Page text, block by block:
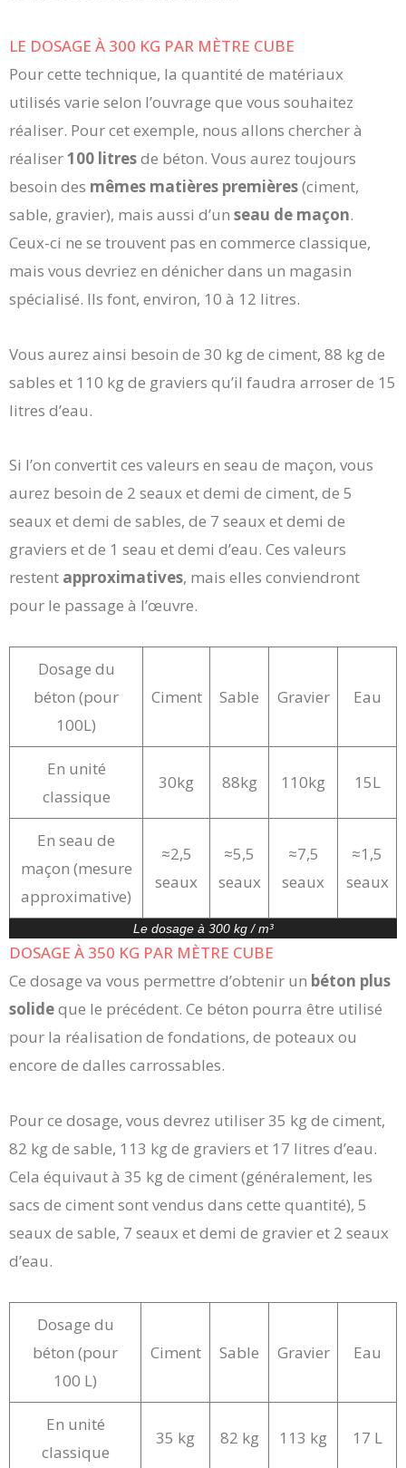
LE DOSAGE À 300 KG PAR MÈTRE CUBE
Pour cette technique, la quantité de matériaux
utilisés varie selon l’ouvrage que vous souhaitez
réaliser. Pour cet exemple, nous allons chercher à
réaliser100 litresde béton. Vous aurez toujours
besoin des mêmes matières premières(ciment,
sable, gravier), mais aussi d’un seau de maçon.
Ceux-ci ne se trouvent pas en commerce classique,
mais vous devriez en dénicher dans un magasin
spécialisé. Ils font, environ, 10 à 12 litres.
Vous aurez ainsi besoin de 30 kg de ciment, 88 kg de
sables et 110 kg de graviers qu’il faudra arroser de 15
litres d’eau.
Si l’on convertit ces valeurs en seau de maçon, vous
aurez besoin de 2 seaux et demi de ciment, de 5
seaux et demi de sables, de 7 seaux et demi de
graviers et de 1 seau et demi d’eau. Ces valeurs
restent approximatives, mais elles conviendront
pour le passage à l’œuvre.
Dosage du
béton (pour
100L)
Ciment Sable Gravier Eau
En unité
classique
30kg 88kg 110kg 15L
En seau de
maçon (mesure
approximative)
≈2,5
seaux
≈5,5
seaux
≈7,5
seaux
≈1,5
seaux
Le dosage à 300 kg / m³
DOSAGE À 350 KG PAR MÈTRE CUBE
Ce dosage va vous permettre d’obtenir un béton plus
solideque le précédent. Ce béton pourra être utilisé
pour la réalisation de fondations, de poteaux ou
encore de dalles carrossables.
Pour ce dosage, vous devrez utiliser 35 kg de ciment,
82 kg de sable, 113 kg de graviers et 17 litres d’eau.
Cela équivaut à 35 kg de ciment (généralement, les
sacs de ciment sont vendus dans cette quantité), 5
seaux de sable, 7 seaux et demi de gravier et 2 seaux
d’eau.
Dosage du
béton (pour
100 L)
Ciment Sable Gravier Eau
En unité
classique
35 kg 82 kg 113 kg 17 L